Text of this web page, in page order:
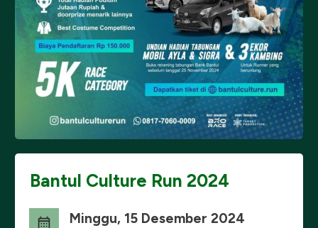
Bantul Culture Run 2024
Minggu, 15 Desember 2024